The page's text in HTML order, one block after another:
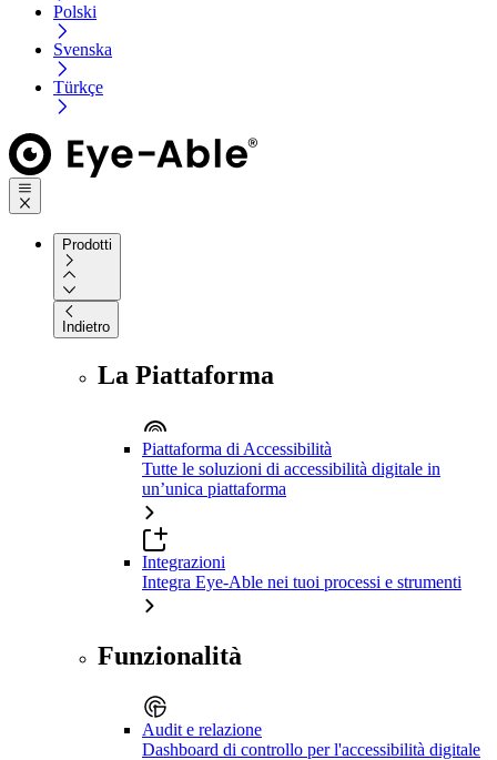
Polski
Svenska
Türkçe
Prodotti
Indietro
La Piattaforma
Piattaforma di Accessibilità
Tutte le soluzioni di accessibilità digitale in
un’unica piattaforma
Integrazioni
Integra Eye-Able nei tuoi processi e strumenti
Funzionalità
Audit e relazione
Dashboard di controllo per l'accessibilità digitale